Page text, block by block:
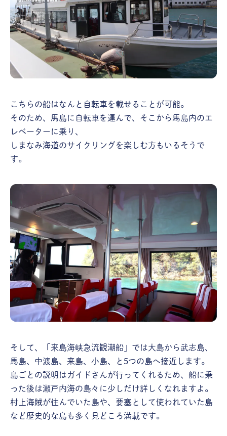
こちらの船はなんと自転車を載せることが可能。
そのため、馬島に自転車を運んで、そこから馬島内のエ
レベーターに乗り、
しまなみ海道のサイクリングを楽しむ方もいるそうで
す。
そして、「来島海峡急流観潮船」では大島から武志島、
馬島、中渡島、来島、小島、と5つの島へ接近します。
島ごとの説明はガイドさんが行ってくれるため、船に乗
った後は瀬戸内海の島々に少しだけ詳しくなれますよ。
村上海賊が住んでいた島や、要塞として使われていた島
など歴史的な島も多く見どころ満載です。